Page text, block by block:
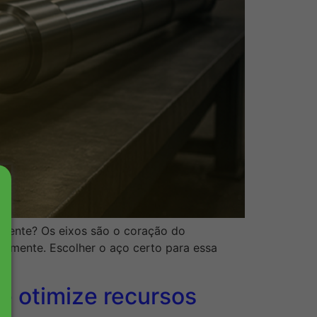
Os eixos são o coração do
Escolher o aço certo para essa
otimize recursos